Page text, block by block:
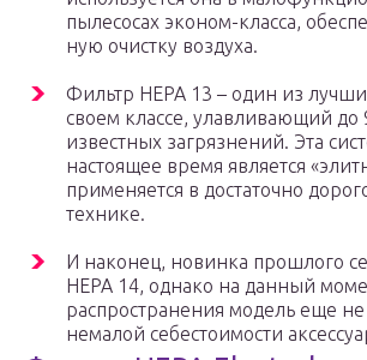
пылесосах эконом-класса,
ную очистку воздуха.
Фильтр HEPA 13 – один из
своем классе, улавливающий до
известных загрязнений. Эта
настоящее время является
применяется в достаточно
технике.
И наконец, новинка прошлого
HEPA 14, однако на данный
распространения модель еще
немалой себестоимости